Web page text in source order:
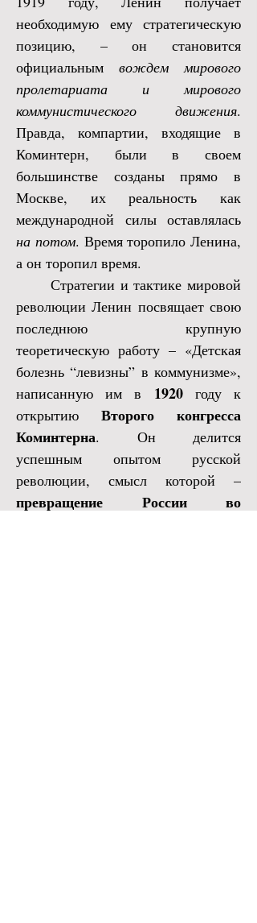
необходимую ему стратегическую
позицию, – он становится
официальным вождем мирового
пролетариата и мирового
коммунистического движения.
Правда, компартии, входящие в
Коминтерн, были в своем
большинстве созданы прямо в
Москве, их реальность как
международной силы оставлялась
на потом. Время торопило Ленина,
а он торопил время.
Стратегии и тактике мировой
революции Ленин посвящает свою
последнюю крупную
теоретическую работу – «Детская
болезнь “левизны” в коммунизме»,
написанную им в 1920году к
открытию Второго конгресса
Коминтерна. Он делится
успешным опытом русской
революции, смысл которой –
превращение России во